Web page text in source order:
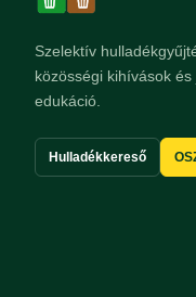
Szelektív
közösségi kihívások
edukáció.
Hulladékkereső